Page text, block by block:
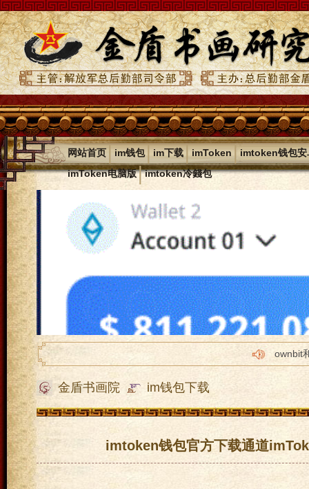
网站首页| im钱包| im下载| imToken| imtoken钱包安
imToken电脑版|imtoken冷錢包
ownbit
金盾书画院 im钱包下载
imtoken钱包官方下载通道